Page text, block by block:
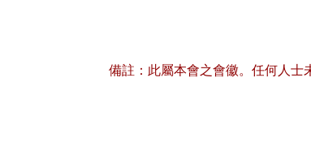
備註：此屬本會之會徽。任何人士